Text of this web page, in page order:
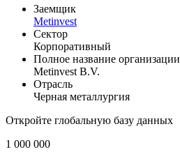
Заемщик
Metinvest
Сектор
Корпоративный
Полное название организации
Metinvest B.V.
Отрасль
Черная металлургия
Откройте глобальную базу данных
1 000 000